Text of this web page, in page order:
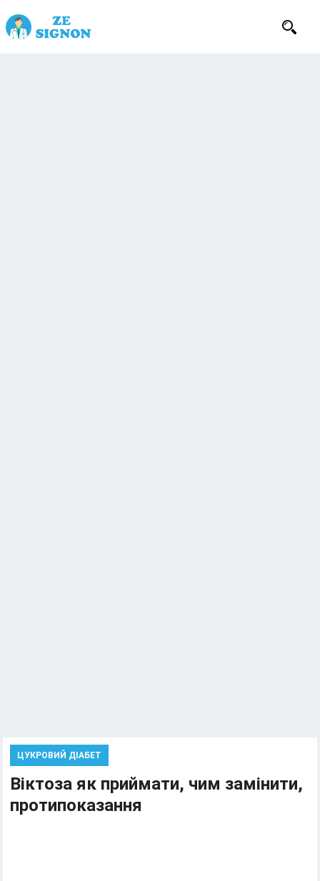
ЦУКРОВИЙ ДІАБЕТ
Віктоза як приймати, чим замінити,
протипоказання